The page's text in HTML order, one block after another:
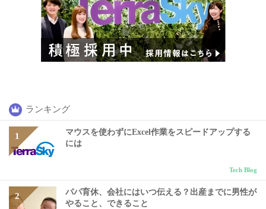
ランキング
マウスを使わずにExcel作業をスピードアップする
には
Tech Blog
パパ育休、会社にはいつ伝える？出産までに男性が
やること、できること